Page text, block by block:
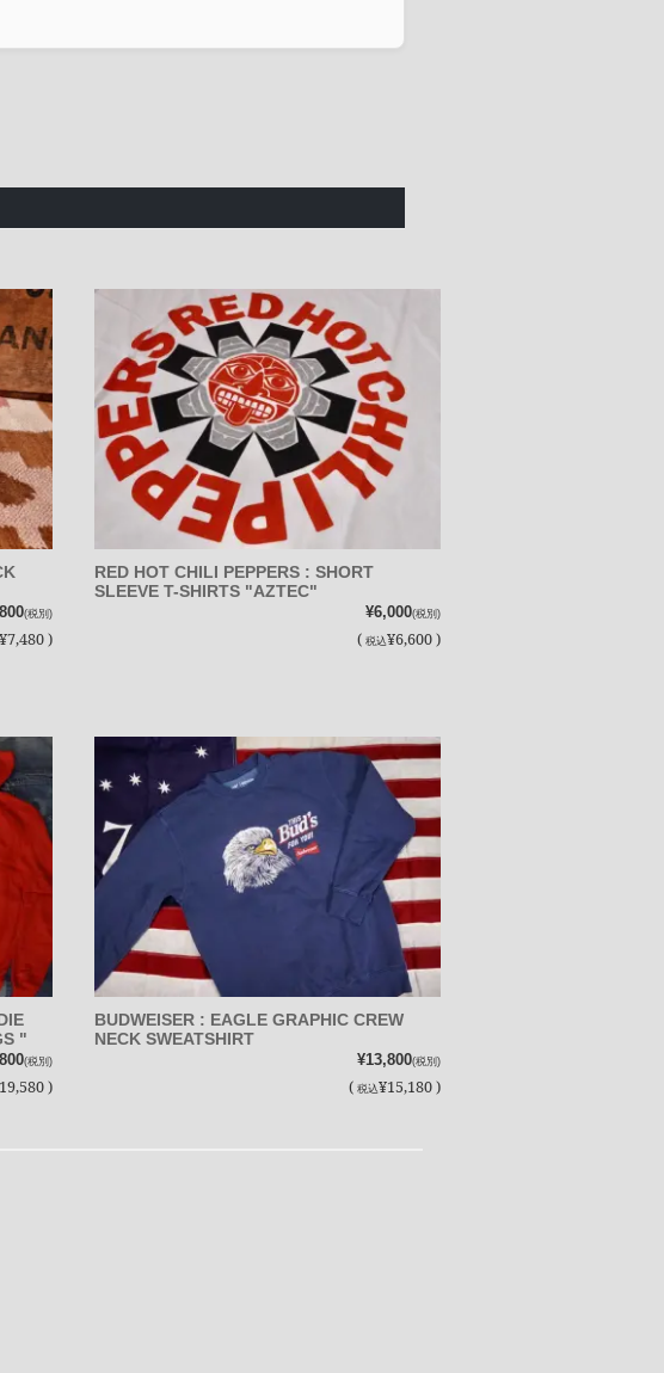
(税別)
¥7,480 )
RED HOT CHILI PEPPERS : SHORT
SLEEVE T-SHIRTS "AZTEC"
¥6,000(税別)
( 税込¥6,600 )
"
(税別)
)
BUDWEISER : EAGLE GRAPHIC CREW
NECK SWEATSHIRT
¥13,800(税別)
( 税込¥15,180 )